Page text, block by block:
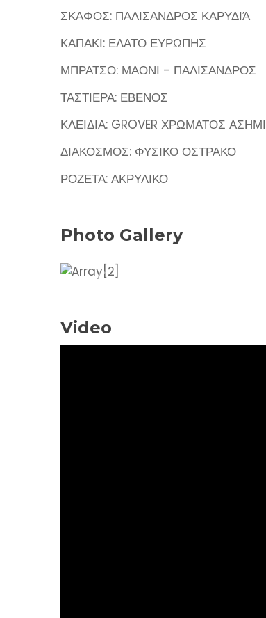
ΣΚΑΦΟΣ: ΠΑΛΙΣΑΝΔΡΟΣ ΚΑΡΥΔΙΆ
ΚΑΠΑΚΙ: ΕΛΑΤΟ ΕΥΡΩΠΗΣ
ΜΠΡΑΤΣΟ: ΜΑΟΝΙ - ΠΑΛΙΣΑΝΔΡΟΣ
ΤΑΣΤΙΕΡΑ: ΕΒΕΝΟΣ
ΚΛΕΙΔΙΑ: GROVER ΧΡΩΜΑΤΟΣ ΑΣΗΜΙ
ΔΙΑΚΟΣΜΟΣ: ΦΥΣΙΚΟ ΟΣΤΡΑΚΟ
ΡΟΖΕΤΑ: ΑΚΡΥΛΙΚΟ
Photo Gallery
Video